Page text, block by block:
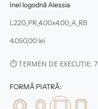
Inel logodnă Alessia
L220_PR_4.00x4.00_A_RB
Preț redus
4.050,00 lei
⏱ TERMEN DE EXECUȚIE: 7
FORMĂ PIATRĂ: